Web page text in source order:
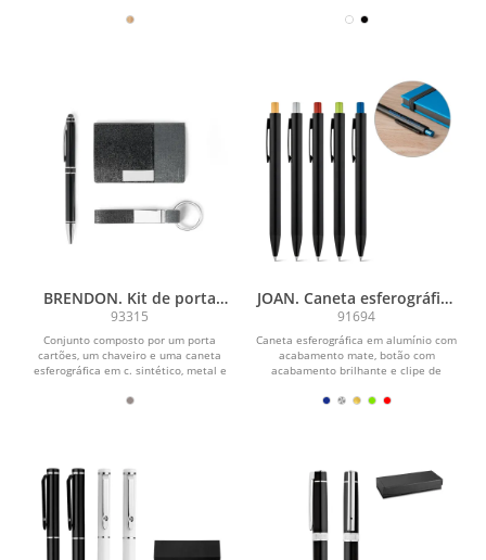
BRENDON. Kit de porta
cartões, chaveiro e caneta
esferográfica em
c.sintético, metal e
alumínio
93315
Conjunto composto por um porta
cartões, um chaveiro e uma caneta
esferográfica em c. sintético, metal e
JOAN. Caneta esferográfica
em alumínio com
acabamento mate
91694
Caneta esferográfica em alumínio com
acabamento mate, botão com
acabamento brilhante e clipe de